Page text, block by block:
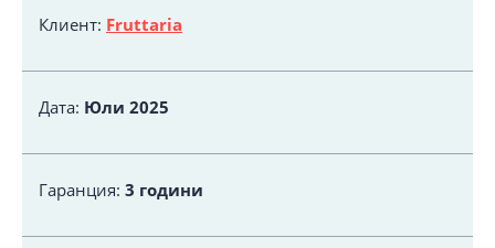
Клиент: Fruttaria
Дата: Юли 2025
Гаранция: 3 години